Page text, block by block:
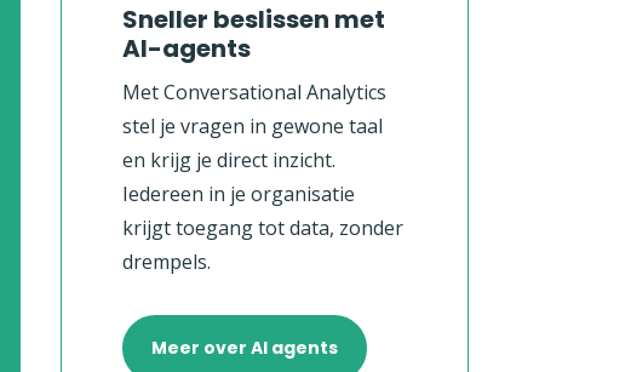
Sneller beslissen met
AI-agents
Met Conversational Analytics
stel je vragen in gewone taal
en krijg je direct inzicht.
Iedereen in je organisatie
krijgt toegang tot data, zonder
drempels.
Meer over AI agents